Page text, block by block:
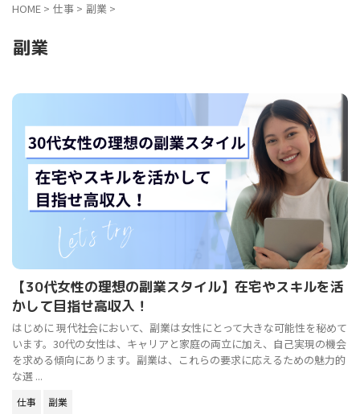
HOME > 仕事 > 副業 >
副業
【30代女性の理想の副業スタイル】在宅やスキルを活
かして目指せ高収入！
はじめに 現代社会において、副業は女性にとって大きな可能性を秘めて
います。30代の女性は、キャリアと家庭の両立に加え、自己実現の機会
を求める傾向にあります。副業は、これらの要求に応えるための魅力的
な選 ...
仕事 副業